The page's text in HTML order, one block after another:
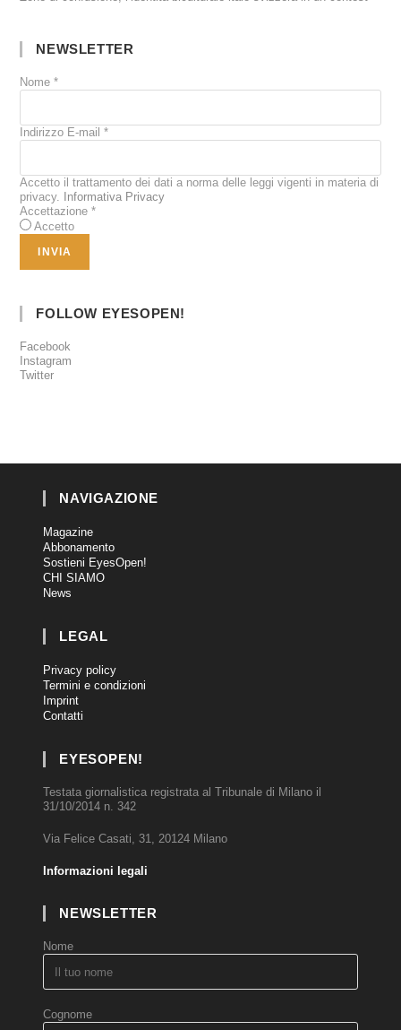
NEWSLETTER
Nome*
Indirizzo E-mail*
Accetto il trattamento dei dati a norma delle leggi vigenti in materia di
privacy.
Informativa Privacy
Accettazione*
Accetto
FOLLOW EYESOPEN!
Facebook
Instagram
Twitter
NAVIGAZIONE
Magazine
Abbonamento
Sostieni EyesOpen!
CHI SIAMO
News
LEGAL
Privacy policy
Termini e condizioni
Imprint
Contatti
EYESOPEN!
Testata giornalistica registrata al Tribunale di Milano il
31/10/2014 n. 342
Via Felice Casati, 31, 20124 Milano
Informazioni legali
NEWSLETTER
Nome
Cognome